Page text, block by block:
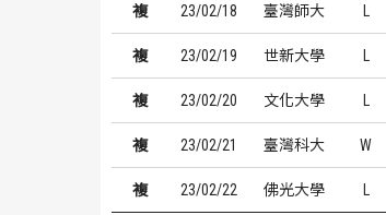
複 23/02/18 臺灣師大
複 23/02/19 世新大學
複 23/02/20 文化大學
複 23/02/21 臺灣科大 W
複 23/02/22 佛光大學